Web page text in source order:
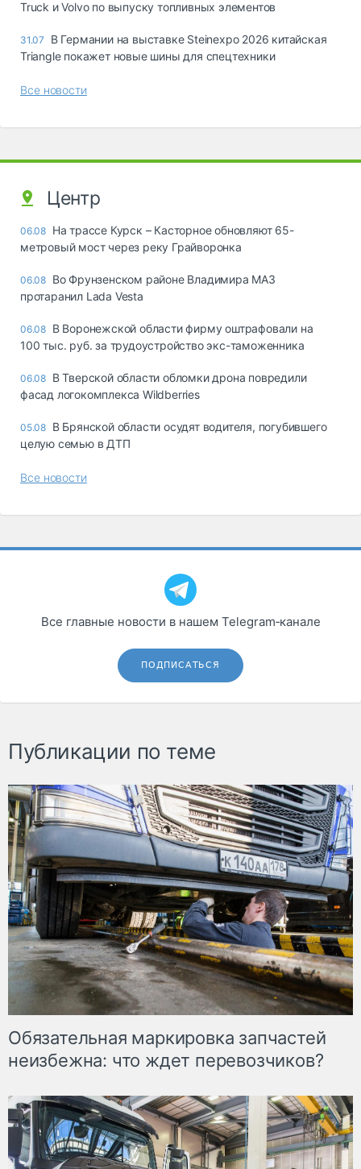
Truck и Volvo по выпуску топливных элементов
31.07
В Германии на выставке Steinexpo 2026 китайская
Triangle покажет новые шины для спецтехники
Все новости
Центр
06.08 На трассе Курск – Касторное обновляют 65-
метровый мост через реку Грайворонка
06.08 Во Фрунзенском районе Владимира МАЗ
протаранил Lada Vesta
06.08 В Воронежской области фирму оштрафовали на
100 тыс. руб. за трудоустройство экс-таможенника
06.08 В Тверской области обломки дрона повредили
фасад логокомплекса Wildberries
05.08 В Брянской области осудят водителя, погубившего
целую семью в ДТП
Все новости
Все главные новости в нашем Telegram‑канале
ПОДПИСАТЬСЯ
Публикации по теме
Обязательная маркировка запчастей
неизбежна: что ждет перевозчиков?